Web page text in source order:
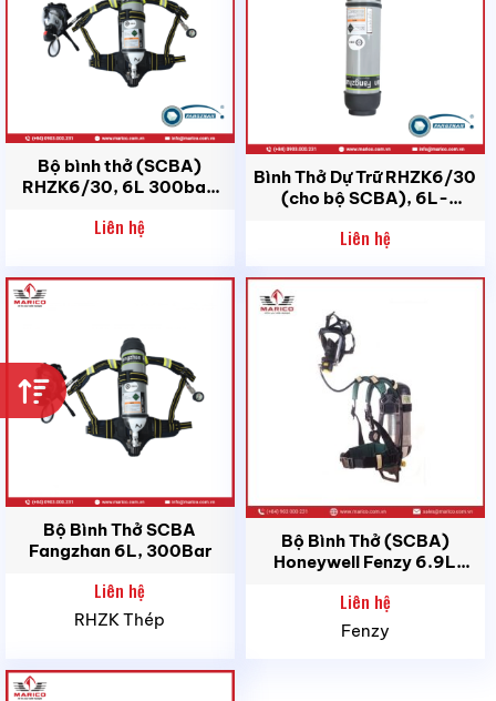
Bộ bình thở (SCBA)
RHZK6/30, 6L 300bar,
Liên hệ
Bình Thở Dự Trữ RHZK6/30
(cho bộ SCBA), 6L-
Liên hệ
Bộ Bình Thở SCBA
Fangzhan 6L, 300Bar
Liên hệ
RHZK Thép
Bộ Bình Thở (SCBA)
Honeywell Fenzy 6.9L
Liên hệ
Fenzy